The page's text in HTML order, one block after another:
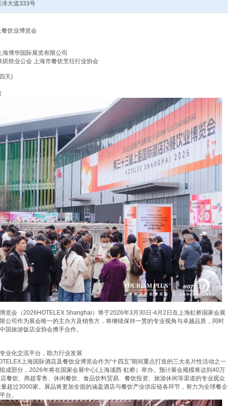
大道333号
饮业博览会
博华国际展览有限公司
焙业公会 上海市餐饮烹饪行业协会
天)
览会（2026HOTELEX Shanghai）将于2026年3月30日-4月2日在上海虹桥国家会展
公司作为展会唯一的主办方及销售方，将继续保持一贯的专业视角与卓越品质，同时
国旅游饭店业协会携手合作。
业化交流平台，助力行业发展
上海国际酒店及餐饮业博览会作为“十四五”期间重点打造的三大名片性活动之一
部分，2026年将在国家会展中心(上海浦西·虹桥）举办。预计展会规模将达到40万
餐饮、商超零售、休闲餐饮、食品饮料贸易、餐饮投资、旅游休闲等渠道的专业观众
超过3000家。展品将更加全面的涵盖酒店与餐饮产业供应链各环节，努力为全球餐企
台。